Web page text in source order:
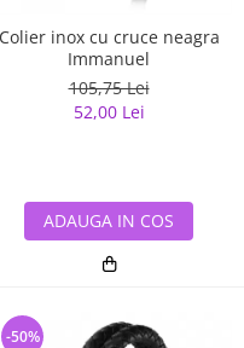
Colier inox cu cruce neagra
Immanuel
105,75 Lei
52,00 Lei
ADAUGA IN COS
-50%